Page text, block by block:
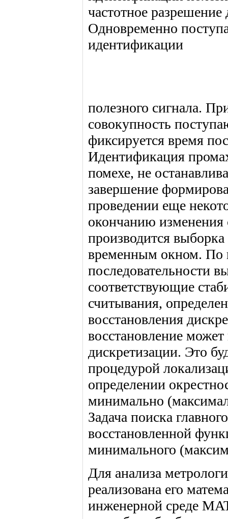
частотное
Одновременно
идентификации
полезного сигнала.
совокупность
фиксируется время
Идентификация
помехе, не
завершение
проведении еще
окончанию изменения
производится выборка
временным окном. По
последовательности
соответствующие
считывания,
восстановления
восстановление
дискретизации. Это
процедурой
определении
минимально
Задача поиска
восстановленной
минимального
Для анализа
реализована его
инженерной среде